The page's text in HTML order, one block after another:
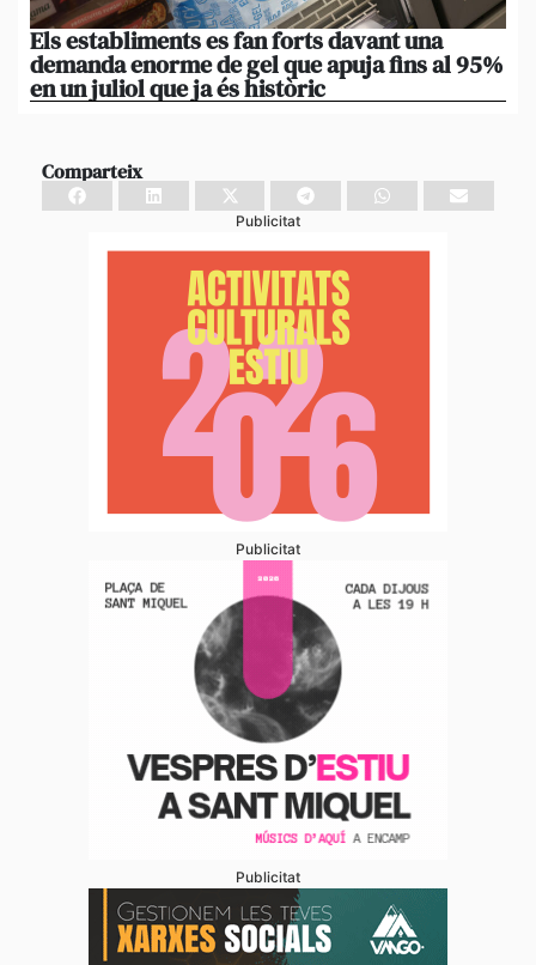
Els establiments es fan forts davant una
demanda enorme de gel que apuja fins al 95%
en un juliol que ja és històric
Comparteix
Publicitat
Publicitat
Publicitat